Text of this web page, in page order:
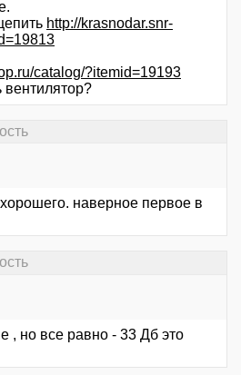
http://krasnodar.snr-
catalog/?itemid=19193
вентилятор?
наверное первое в
, но все равно - 33 Дб это